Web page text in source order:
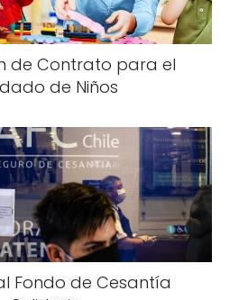
de Contrato para el
de Niños
Fondo de Cesantía